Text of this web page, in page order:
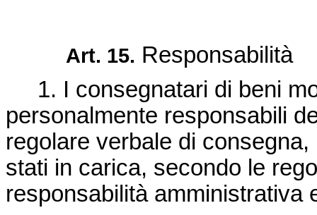
Art. 15. Responsabilità
1. I consegnatari di beni
personalmente responsabili
regolare verbale di
stati in carica, secondo le
responsabilità amministrativa